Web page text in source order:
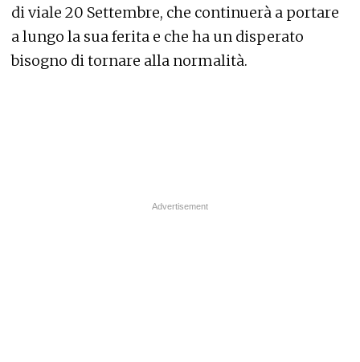
di viale 20 Settembre, che continuerà a portare
a lungo la sua ferita e che ha un disperato
bisogno di tornare alla normalità.